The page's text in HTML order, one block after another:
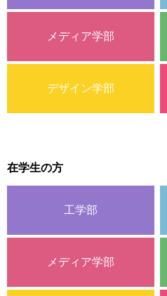
メディア学部
デザイン学部
在学生の方
工学部
メディア学部